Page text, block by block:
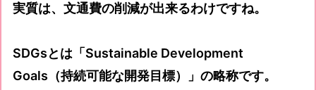
実質は、文通費の削減が出来るわけですね。
SDGsとは「Sustainable Development
Goals（持続可能な開発目標）」の略称です。